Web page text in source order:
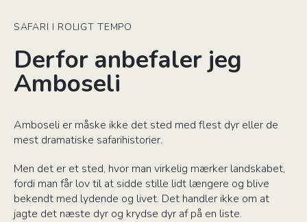
SAFARI I ROLIGT TEMPO
Derfor anbefaler jeg
Amboseli
Amboseli er måske ikke det sted med flest dyr eller de
mest dramatiske safarihistorier.
Men det er et sted, hvor man virkelig mærker landskabet,
fordi man får lov til at sidde stille lidt længere og blive
bekendt med lydende og livet. Det handler ikke om at
jagte det næste dyr og krydse dyr af på en liste.